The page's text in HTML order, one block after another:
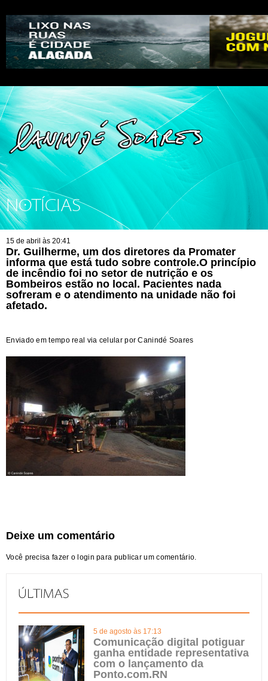
NOTÍCIAS
15 de abril às 20:41
Dr. Guilherme, um dos diretores da Promater
informa que está tudo sobre controle.O princípio
de incêndio foi no setor de nutrição e os
Bombeiros estão no local. Pacientes nada
sofreram e o atendimento na unidade não foi
afetado.
Enviado em tempo real via celular por Canindé Soares
Deixe um comentário
Você precisa fazer o login para publicar um comentário.
5 de agosto às 17:13
Comunicação digital potiguar
ganha entidade representativa
com o lançamento da
Ponto.com.RN